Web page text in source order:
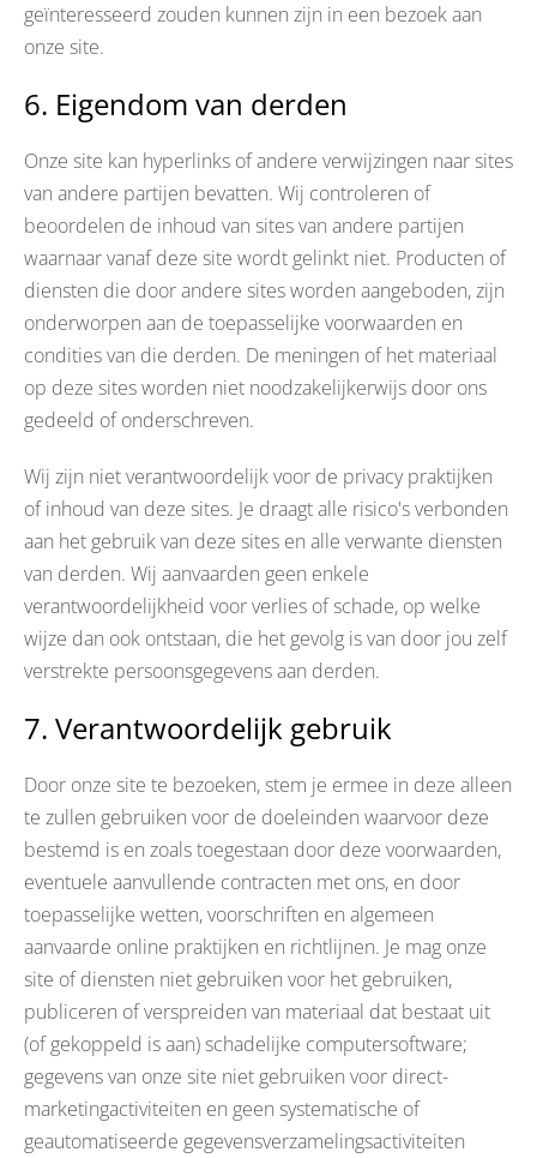
geïnteresseerd zouden kunnen zijn in een bezoek aan
onze site.
6. Eigendom van derden
Onze site kan hyperlinks of andere verwijzingen naar sites
van andere partijen bevatten. Wij controleren of
beoordelen de inhoud van sites van andere partijen
waarnaar vanaf deze site wordt gelinkt niet. Producten of
diensten die door andere sites worden aangeboden, zijn
onderworpen aan de toepasselijke voorwaarden en
condities van die derden. De meningen of het materiaal
op deze sites worden niet noodzakelijkerwijs door ons
gedeeld of onderschreven.
Wij zijn niet verantwoordelijk voor de privacy praktijken
of inhoud van deze sites. Je draagt alle risico's verbonden
aan het gebruik van deze sites en alle verwante diensten
van derden. Wij aanvaarden geen enkele
verantwoordelijkheid voor verlies of schade, op welke
wijze dan ook ontstaan, die het gevolg is van door jou zelf
verstrekte persoonsgegevens aan derden.
7. Verantwoordelijk gebruik
Door onze site te bezoeken, stem je ermee in deze alleen
te zullen gebruiken voor de doeleinden waarvoor deze
bestemd is en zoals toegestaan door deze voorwaarden,
eventuele aanvullende contracten met ons, en door
toepasselijke wetten, voorschriften en algemeen
aanvaarde online praktijken en richtlijnen. Je mag onze
site of diensten niet gebruiken voor het gebruiken,
publiceren of verspreiden van materiaal dat bestaat uit
(of gekoppeld is aan) schadelijke computersoftware;
gegevens van onze site niet gebruiken voor direct-
marketingactiviteiten en geen systematische of
geautomatiseerde gegevensverzamelingsactiviteiten